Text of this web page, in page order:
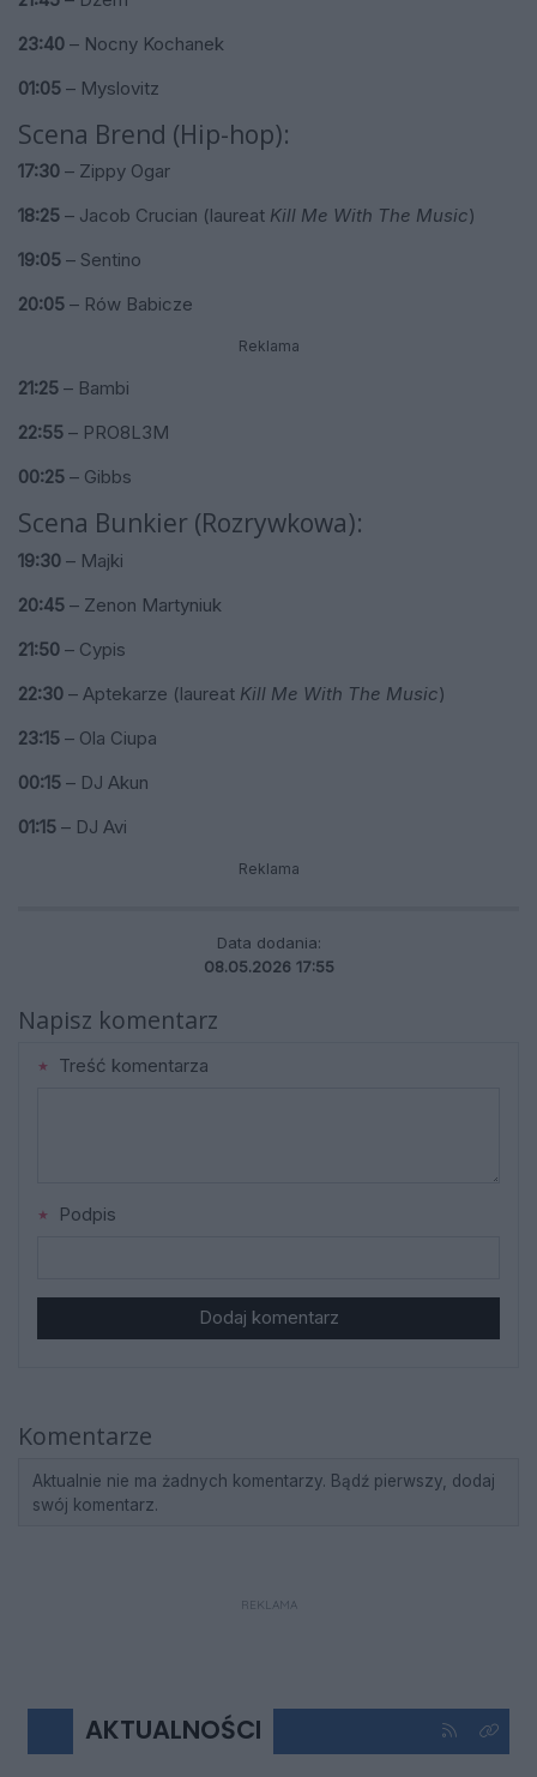
23:40 – Nocny Kochanek
01:05 – Myslovitz
Scena Brend (Hip-hop):
17:30 – Zippy Ogar
18:25 – Jacob Crucian (laureat Kill Me With The Music)
19:05 – Sentino
20:05 – Rów Babicze
Reklama
21:25 – Bambi
22:55 – PRO8L3M
00:25 – Gibbs
Scena Bunkier (Rozrywkowa):
19:30 – Majki
20:45 – Zenon Martyniuk
21:50 – Cypis
22:30 – Aptekarze (laureat Kill Me With The Music)
23:15 – Ola Ciupa
00:15 – DJ Akun
01:15 – DJ Avi
Reklama
Data dodania:
08.05.2026 17:55
Napisz komentarz
Treść komentarza
Podpis
Dodaj komentarz
Komentarze
Aktualnie nie ma żadnych komentarzy. Bądź pierwszy, dodaj
swój komentarz.
REKLAMA
AKTUALNOŚCI Kliknij aby
Kliknij